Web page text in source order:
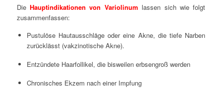
Die Hauptindikationen von Variolinum lassen sich wie folgt
zusammenfassen:
Pustulöse Hautausschläge oder eine Akne, die tiefe Narben
zurücklässt (vakzinotische Akne).
Entzündete Haarfollikel, die bisweilen erbsengroß werden
Chronisches Ekzem nach einer Impfung